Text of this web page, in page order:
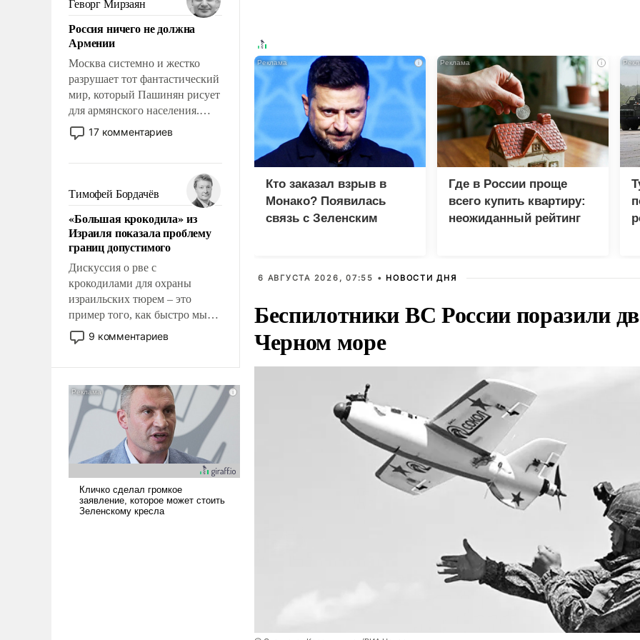
означает многолетний период
уязвимости США, например,
перед Китаем.
Геворг Мирзаян
Россия ничего не должна
Армении
Москва системно и жестко
разрушает тот фантастический
мир, который Пашинян рисует
для армянского населения.
Мир, где политические
прожекты будут безусловно
налогоплательщиков и где
Еревану за свои поступки не
нужно отвечать.
17 комментариев
Тимофей Бордачёв
«Большая крокодила» из
Израиля показала проблему
границ допустимого
Дискуссия о рве с
крокодилами для охраны
израильских тюрем – это
пример того, как быстро мы
двигаемся по пути
революционных изменений.
псевдонаучной фантастики,
стало всерьез обсуждаемой
идеей.
9 комментариев
i
Кто заказал взрыв в
Монако? Появилась
связь с Зеленским
i
Где в России проще
всего купить квартиру:
неожиданный рейтинг
6 АВГУСТА 2026, 07:55 • НОВОСТИ ДНЯ
Беспилотники ВС России поразили
Черном море